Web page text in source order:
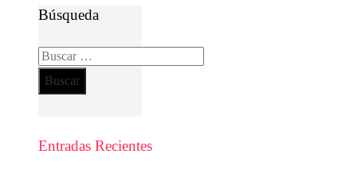
Búsqueda
Buscar:
Entradas Recientes